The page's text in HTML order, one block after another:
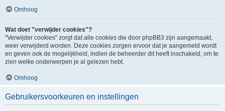
Omhoog
Wat doet "verwijder cookies"?
"Verwijder cookies" zorgt dat alle cookies die door phpBB3 zijn aangemaakt,
weer verwijderd worden. Deze cookies zorgen ervoor dat je aangemeld wordt
en geven ook de mogelijkheid, indien de beheerder dit heeft inschakeld, om te
zien welke onderwerpen je al gelezen hebt.
Omhoog
Gebruikersvoorkeuren en instellingen